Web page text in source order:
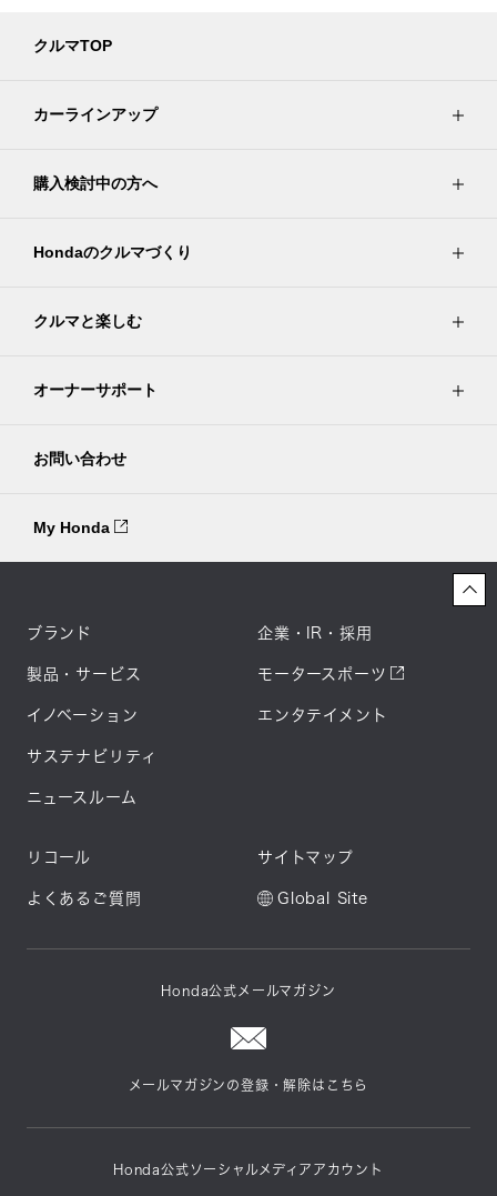
クルマTOP
カーラインアップ
購入検討中の方へ
Hondaのクルマづくり
クルマと楽しむ
オーナーサポート
お問い合わせ
My Honda
ブランド
製品・サービス
イノベーション
サステナビリティ
ニュースルーム
企業・IR・採用
モータースポーツ
エンタテイメント
リコール
よくあるご質問
サイトマップ
Global Site
Honda公式メールマガジン
メールマガジンの登録・解除はこちら
Honda公式ソーシャルメディアアカウント